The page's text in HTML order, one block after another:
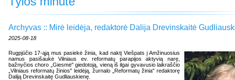
Archyvas :: Mirė leidėja, redaktorė Dalija Drevinskaitė
2025-08-18
Rugpjūčio 17-ąją mus pasiekė žinia, kad naktį Viešpats į Amžinuosius
namus pasišaukė Vilniaus ev. reformatų parapijos aktyvią narę,
bažnyčios choro „Giesmė" giedotoją, vieną iš ilgai gyvavusio laikraščio
„Vilniaus reformatų žinios" leidėją, žurnalo „Reformatų žinia" redaktorę
Daliją Drevinskaitę Gudliauskienę.